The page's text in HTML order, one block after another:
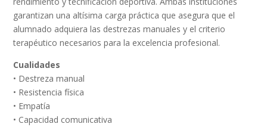
garantizan una altísima carga práctica que asegura que el
alumnado adquiera las destrezas manuales y el criterio
terapéutico necesarios para la excelencia profesional.
Cualidades
• Destreza manual
• Resistencia física
• Empatía
• Capacidad comunicativa